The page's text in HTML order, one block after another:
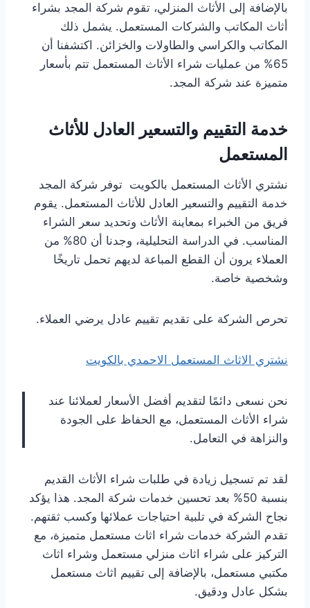
بالإضافة إلى الأثاث المنزلي، تقوم شركة المجد بشراء
أثاث المكاتب والشركات المستعمل. يشمل ذلك
المكاتب والكراسي والطاولات والخزائن. اكتشفنا أن
65% من عمليات شراء الأثاث المستعمل تتم بأسعار
متميزة عند شركة المجد.
خدمة التقييم والتسعير العادل للأثاث
المستعمل
نشتري الأثاث المستعمل بالكويت توفر شركة المجد
خدمة التقييم والتسعير العادل للأثاث المستعمل. يقوم
فريق من الخبراء بمعاينة الأثاث وتحديد سعر الشراء
المناسب. في الدراسة التحليلية، وجدنا أن 80% من
العملاء يرون أن القطع المباعة لديهم تحمل تاريخًا
وشخصية خاصة.
تحرص الشركة على تقديم تقييم عادل يرضي العملاء.
نشتري الاثاث المستعمل الاحمدي بالكويت
نحن نسعى دائمًا لتقديم أفضل الأسعار لعملائنا عند
شراء الأثاث المستعمل، مع الحفاظ على الجودة
والنزاهة في التعامل.
لقد تم تسجيل زيادة في طلبات شراء الأثاث القديم
بنسبة 50% بعد تحسين خدمات شركة المجد. هذا يؤكد
نجاح الشركة في تلبية احتياجات عملائها وكسب ثقتهم.
تقدم الشركة خدمات شراء اثاث مستعمل متميزة، مع
التركيز على شراء اثاث منزلي مستعمل وشراء اثاث
مكتبي مستعمل، بالإضافة إلى تقييم اثاث مستعمل
بشكل عادل ودقيق.